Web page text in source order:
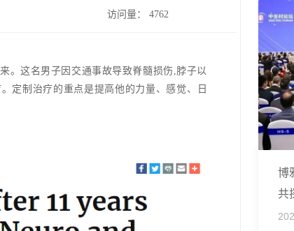
访问量： 4762
。这名男子因交通事故导致脊髓损伤,脖子以
定制治疗的重点是提高他的力量、感觉、日
博
共